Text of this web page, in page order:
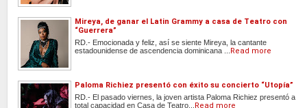
Mireya, de ganar el Latin Grammy a casa de Teatro con
“Guerrera”
RD.- Emocionada y feliz, así se siente Mireya, la cantante
estadounidense de ascendencia dominicana ... Read more
Paloma Richiez presentó con éxito su concierto “Utopía”
RD.- El pasado viernes, la joven artista Paloma Richiez presentó a
total capacidad en Casa de Teatro... Read more